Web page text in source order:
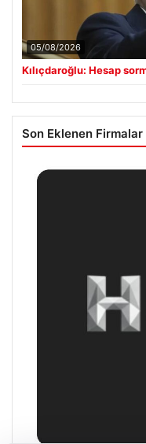
05/08/2026
Kılıçdaroğlu: Hesap
Son Eklenen Firmalar